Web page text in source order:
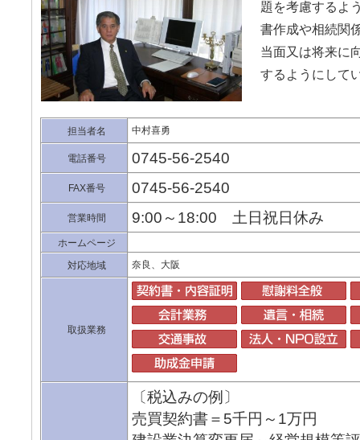
題を考慮するよ
書作成や相続関
当面又は将来に
するようにして
担当者名 中村喜勇
電話番号 0745-56-2540
FAX番号 0745-56-2540
営業時間 9:00～18:00 土日祝日休み
ホームページ
対応地域
奈良、大阪
取扱業務
〔税込みの例〕
売買契約書＝5千円～1万円